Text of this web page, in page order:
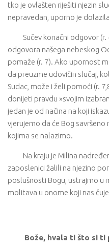
tko je ovlašten riješiti njezin
nepravedan, uporno je
Sučev konačni odgovor
odgovora našega nebeskog
pomaže (r. 7). Ako upornost
da preuzme udovičin slučaj,
Sudac, može i želi pomoći (r.
donijeti pravdu »svojim
jedan je od načina na koji
vjerujemo da će Bog
kojima se nalazimo.
Na kraju je Milina
zaposlenici žalili na njezino
poslušnosti Bogu, ustrajmo u
molitava u onome koji nas
Bože, hvala ti što si ti